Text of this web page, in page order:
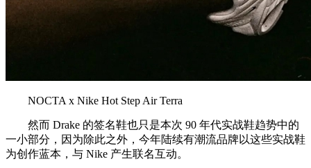
NOCTA x Nike Hot Step Air Terra
然而 Drake 的签名鞋也只是本次 90 年代实战鞋趋势中的
一小部分，因为除此之外，今年陆续有潮流品牌以这些实战鞋
为创作蓝本，与 Nike 产生联名互动。